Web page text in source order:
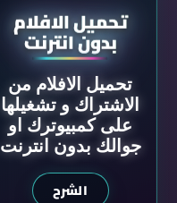
تحميل الافلام
بدون انترنت
تحميل الافلام من
الاشتراك و تشغيلها
على كمبيوترك او
جوالك بدون انترنت
الشرح